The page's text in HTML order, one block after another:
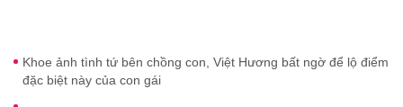
Khoe ảnh tình tứ bên chồng con, Việt Hương bất ngờ để lộ điểm
đặc biệt này của con gái